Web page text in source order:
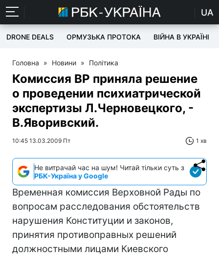
UA
DRONE DEALS ОРМУЗЬКА ПРОТОКА ВІЙНА В УКРАЇНІ
Головна » Новини » Політика
Комиссия ВР приняла решение
о проведении психиатрической
экспертизы Л.Черновецкого, -
В.Яворивский.
10:45 13.03.2009 Пт 1 хв
Не витрачай час на шум! Читай тільки суть з
РБК-Україна у Google
Временная комиссия Верховной Рады по
вопросам расследования обстоятельств
нарушения Конституции и законов,
принятия противоправных решений
должностными лицами Киевского